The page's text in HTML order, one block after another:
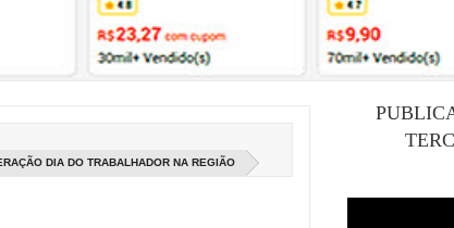
DIA DO TRABALHADOR NA REGIÃO